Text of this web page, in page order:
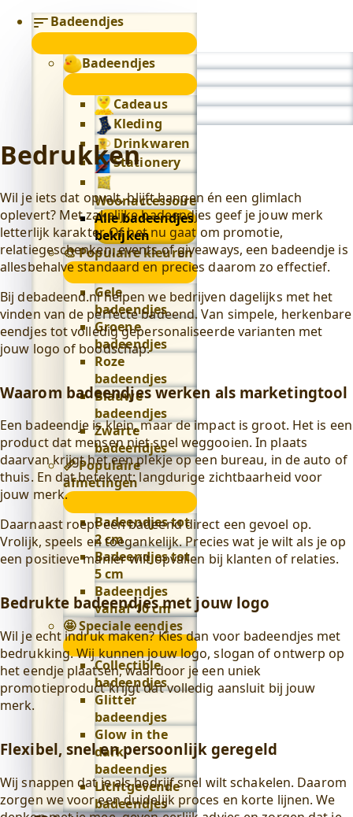
Badeendjes
Badeendjes
Cadeaus
Kleding
Drinkwaren
Stationery
Woonaccessoires
Alle badeendjes
bekijken
🎨 Populaire kleuren
🎨
Populaire
kleuren
submenu
Gele
badeendjes
Groene
badeendjes
Roze
badeendjes
Blauwe
badeendjes
Zwarte
badeendjes
📏 Populaire
afmetingen
Populaire
afmetingen
submenu
Badeendjes tot
2 cm
Badeendjes tot
5 cm
Badeendjes
vanaf 10 cm
🤩 Speciale eendjes
🤩
Speciale
eendjes
submenu
Collectible
badeendjes
Glitter
badeendjes
Glow in the
dark
badeendjes
Lichtgevende
badeendjes
Bedrukken
Wil je iets dat opvalt, blijft hangen én een glimlach
oplevert? Met zakelijke badeendjes geef je jouw merk
letterlijk karakter. Of het nu gaat om promotie,
relatiegeschenken, events of giveaways, een badeendje is
allesbehalve standaard en precies daarom zo effectief.
Bij debadeend.nl helpen we bedrijven dagelijks met het
vinden van de perfecte badeend. Van simpele, herkenbare
eendjes tot volledig gepersonaliseerde varianten met
jouw logo of boodschap.
Waarom badeendjes werken als marketingtool
Een badeendje is klein, maar de impact is groot. Het is een
product dat mensen niet snel weggooien. In plaats
daarvan krijgt het een plekje op een bureau, in de auto of
thuis. En dat betekent: langdurige zichtbaarheid voor
jouw merk.
Daarnaast roept een badeend direct een gevoel op.
Vrolijk, speels en toegankelijk. Precies wat je wilt als je op
een positieve manier wilt opvallen bij klanten of relaties.
Bedrukte badeendjes met jouw logo
Wil je echt indruk maken? Kies dan voor badeendjes met
bedrukking. Wij kunnen jouw logo, slogan of ontwerp op
het eendje plaatsen, waardoor je een uniek
promotieproduct krijgt dat volledig aansluit bij jouw
merk.
Flexibel, snel en persoonlijk geregeld
Wij snappen dat je als bedrijf snel wilt schakelen. Daarom
zorgen we voor een duidelijk proces en korte lijnen. We